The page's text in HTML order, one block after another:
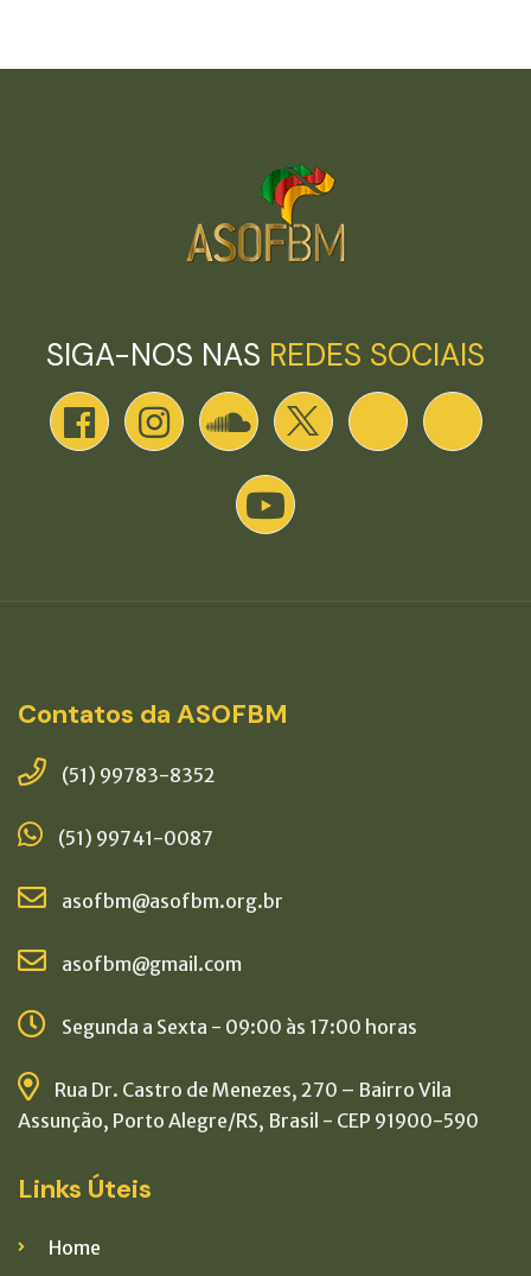
SIGA-NOS NAS REDES SOCIAIS
Contatos da ASOFBM
(51) 99783-8352
(51) 99741-0087
asofbm@asofbm.org.br
asofbm@gmail.com
Segunda a Sexta - 09:00 às 17:00 horas
Rua Dr. Castro de Menezes, 270 – Bairro Vila
Assunção, Porto Alegre/RS, Brasil - CEP 91900-590
Links Úteis
Home